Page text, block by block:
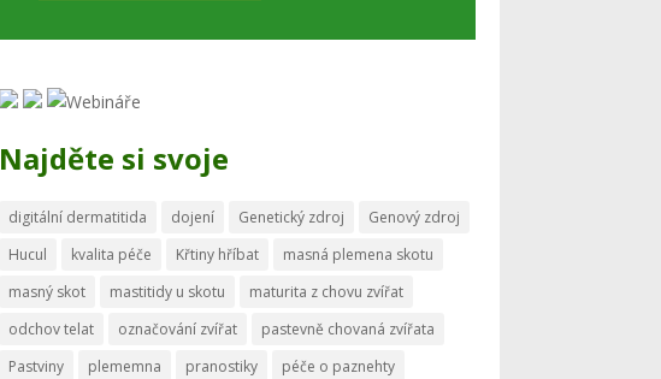
Najděte si svoje
digitální dermatitida dojení Genetický zdroj
Genový zdroj
Hucul
kvalita péče Křtiny hříbat
masná plemena skotu
masný skot
mastitidy u skotu
maturita z chovu zvířat
odchov telat
označování zvířat
pastevně chovaná zvířata
Pastviny
plememna pranostiky péče o paznehty